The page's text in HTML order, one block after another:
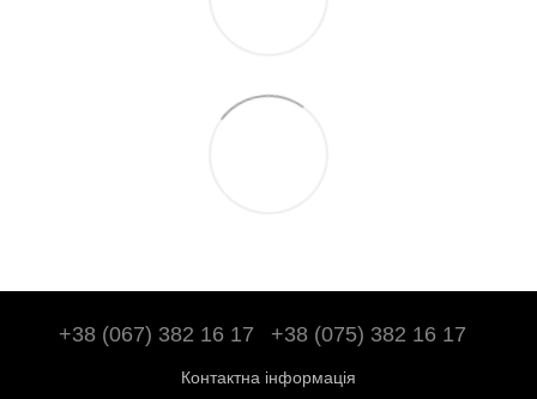
+38 (067) 382 16 17 +38 (075) 382 16 17
Контактна інформація